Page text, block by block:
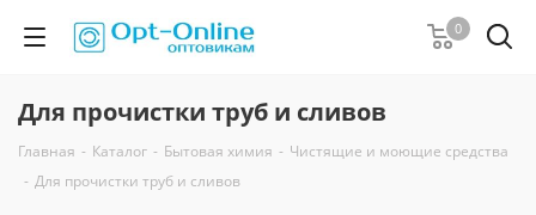
0
Для прочистки труб и сливов
Главная - Каталог - Бытовая химия - Чистящие и моющие средства
- Для прочистки труб и сливов